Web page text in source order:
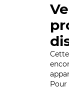
Pour